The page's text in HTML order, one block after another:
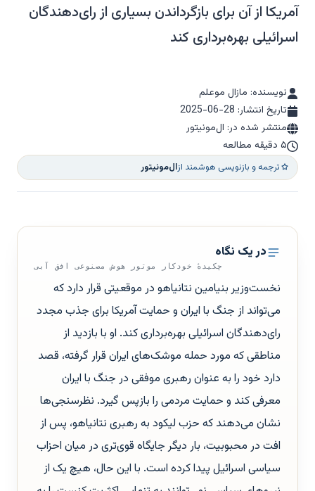
آمریکا از آن برای بازگرداندن بسیاری از رای‌دهندگان
اسرائیلی بهره‌برداری کند
نویسنده: مازال موعلم
تاریخ انتشار: 2025-06-28
منتشر شده در: ال‌مونیتور
۵ دقیقه مطالعه
ترجمه و بازنویسی هوشمند ازال‌مونیتور
در یک نگاه
چکیدهٔ خودکار موتور هوش مصنوعی افق آبی
نخست‌وزیر بنیامین نتانیاهو در موقعیتی قرار دارد که
می‌تواند از جنگ با ایران و حمایت آمریکا برای جذب مجدد
رای‌دهندگان اسرائیلی بهره‌برداری کند. او با بازدید از
مناطقی که مورد حمله موشک‌های ایران قرار گرفته، قصد
دارد خود را به عنوان رهبری موفقی در جنگ با ایران
معرفی کند و حمایت مردمی را بازپس گیرد. نظرسنجی‌ها
نشان می‌دهند که حزب لیکود به رهبری نتانیاهو، پس از
افت در محبوبیت، بار دیگر جایگاه قوی‌تری در میان احزاب
سیاسی اسرائیل پیدا کرده است. با این حال، هیچ یک از